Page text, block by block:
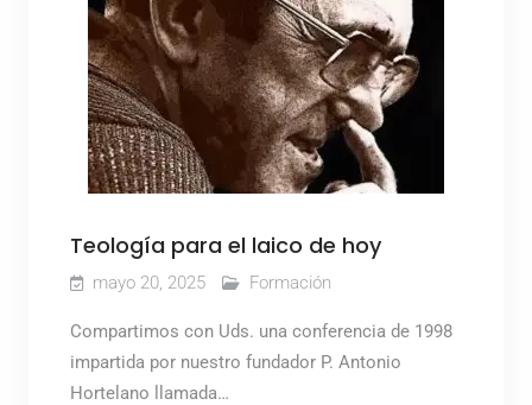
Teología para el laico de hoy
mayo 20, 2025 Formación
Compartimos con Uds. una conferencia de 1998
impartida por nuestro fundador P. Antonio
Hortelano llamada…